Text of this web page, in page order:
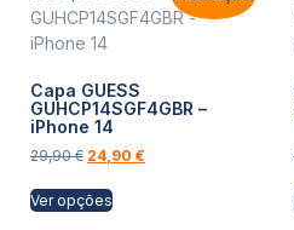
Capa GUESS
GUHCP14SGF4GBR –
iPhone 14
29,90€ 24,90 €
Ver opções